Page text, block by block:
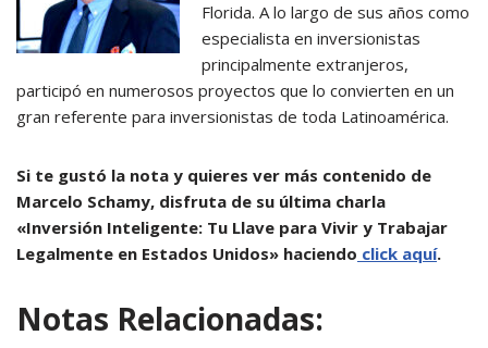
Florida. A lo largo de sus años como
especialista en inversionistas
principalmente extranjeros,
participó en numerosos proyectos que lo convierten en un
gran referente para inversionistas de toda Latinoamérica.
Si te gustó la nota y quieres ver más contenido de
Marcelo Schamy, disfruta de su última charla
«Inversión Inteligente: Tu Llave para Vivir y Trabajar
Legalmente en Estados Unidos» haciendo click aquí.
Notas Relacionadas: